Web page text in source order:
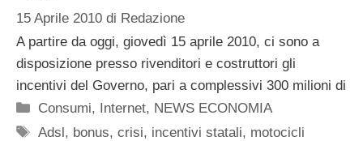
15 Aprile 2010 di Redazione
A partire da oggi, giovedì 15 aprile 2010, ci sono a
disposizione presso rivenditori e costruttori gli
incentivi del Governo, pari a complessivi 300 milioni di
Categorie
Consumi, Internet, NEWS ECONOMIA
Tag
Adsl, bonus,crisi, incentivi statali, motocicli